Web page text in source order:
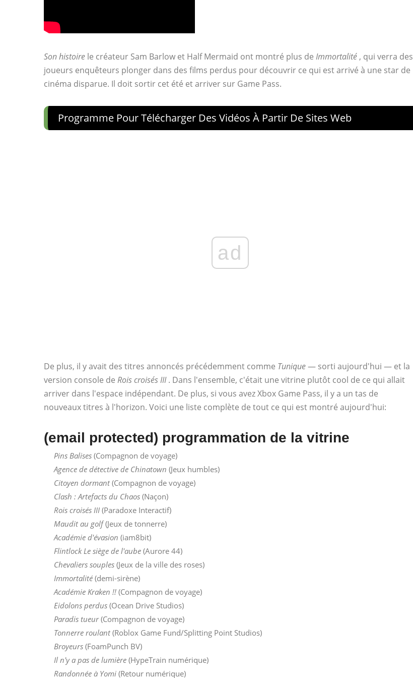
Son histoire le créateur Sam Barlow et Half Mermaid ont montré plus de Immortalité , qui verra des
joueurs enquêteurs plonger dans des films perdus pour découvrir ce qui est arrivé à une star de
cinéma disparue. Il doit sortir cet été et arriver sur Game Pass.
Programme Pour Télécharger Des Vidéos À Partir De Sites Web
ad
De plus, il y avait des titres annoncés précédemment comme Tunique— sorti aujourd'hui — et la
version console de Rois croisés III. Dans l'ensemble, c'était une vitrine plutôt cool de ce qui allait
arriver dans l'espace indépendant. De plus, si vous avez Xbox Game Pass, il y a un tas de
nouveaux titres à l'horizon. Voici une liste complète de tout ce qui est montré aujourd'hui:
(email protected) programmation de la vitrine
Pins Balises (Compagnon de voyage)
Agence de détective de Chinatown (Jeux humbles)
Citoyen dormant(Compagnon de voyage)
Clash : Artefacts du Chaos (Naçon)
Rois croisés III (Paradoxe Interactif)
Maudit au golf(Jeux de tonnerre)
Académie d'évasion (iam8bit)
Flintlock Le siège de l'aube (Aurore 44)
Chevaliers souples (Jeux de la ville des roses)
Immortalité (demi-sirène)
Académie Kraken !! (Compagnon de voyage)
Eidolons perdus (Ocean Drive Studios)
Paradis tueur(Compagnon de voyage)
Tonnerre roulant(Roblox Game Fund/Splitting Point Studios)
Broyeurs (FoamPunch BV)
Il n'y a pas de lumière (HypeTrain numérique)
Randonnée à Yomi (Retour numérique)